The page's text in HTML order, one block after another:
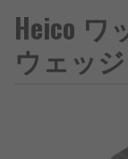
Heico ワ
ウェッ